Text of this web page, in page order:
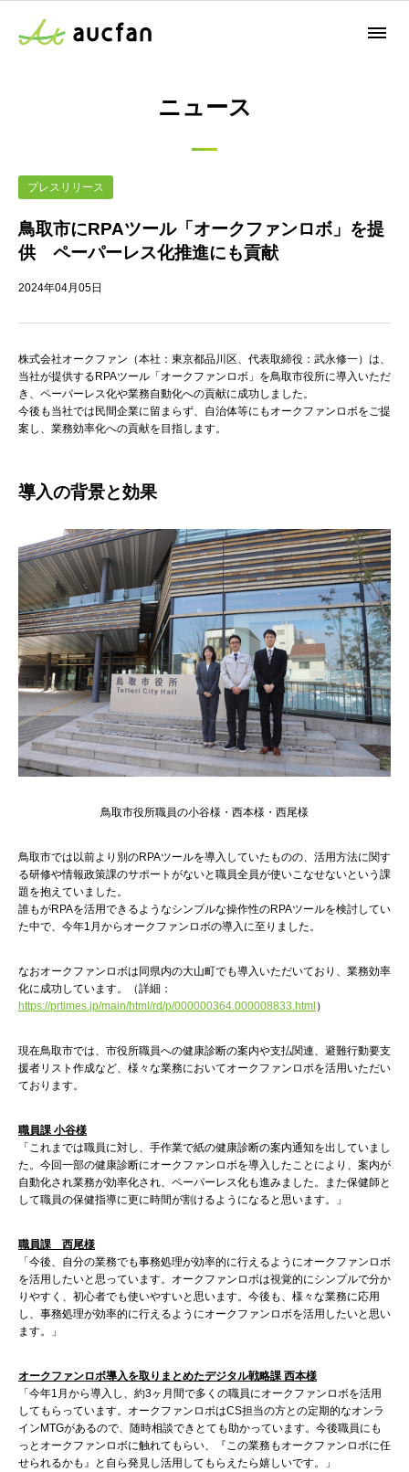
ニュース
プレスリリース
鳥取市にRPAツール「オークファンロボ」を提
供 ペーパーレス化推進にも貢献
2024年04月05日
株式会社オークファン（本社：東京都品川区、代表取締役：武永修一）は、
当社が提供するRPAツール「オークファンロボ」を鳥取市役所に導入いただ
き、ペーパーレス化や業務自動化への貢献に成功しました。
今後も当社では民間企業に留まらず、自治体等にもオークファンロボをご提
案し、業務効率化への貢献を目指します。
導入の背景と効果
鳥取市役所職員の小谷様・西本様・西尾様
鳥取市では以前より別のRPAツールを導入していたものの、活用方法に関す
る研修や情報政策課のサポートがないと職員全員が使いこなせないという課
題を抱えていました。
誰もがRPAを活用できるようなシンプルな操作性のRPAツールを検討してい
た中で、今年1月からオークファンロボの導入に至りました。
なおオークファンロボは同県内の大山町でも導入いただいており、業務効率
化に成功しています。（詳細：
https://prtimes.jp/main/html/rd/p/000000364.000008833.html ）
現在鳥取市では、市役所職員への健康診断の案内や支払関連、避難行動要支
援者リスト作成など、様々な業務においてオークファンロボを活用いただい
ております。
職員課 小谷様
「これまでは職員に対し、手作業で紙の健康診断の案内通知を出していまし
た。今回一部の健康診断にオークファンロボを導入したことにより、案内が
自動化され業務が効率化され、ペーパーレス化も進みました。また保健師と
して職員の保健指導に更に時間が割けるようになると思います。」
職員課 西尾様
「今後、自分の業務でも事務処理が効率的に行えるようにオークファンロボ
を活用したいと思っています。オークファンロボは視覚的にシンプルで分か
りやすく、初心者でも使いやすいと思います。今後も、様々な業務に応用
し、事務処理が効率的に行えるようにオークファンロボを活用したいと思い
ます。」
オークファンロボ導入を取りまとめたデジタル戦略課 西本様
「今年1月から導入し、約3ヶ月間で多くの職員にオークファンロボを活用
してもらっています。オークファンロボはCS担当の方との定期的なオンラ
インMTGがあるので、随時相談できとても助かっています。今後職員にも
っとオークファンロボに触れてもらい、『この業務もオークファンロボに任
せられるかも』と自ら発見し活用してもらえたら嬉しいです。」